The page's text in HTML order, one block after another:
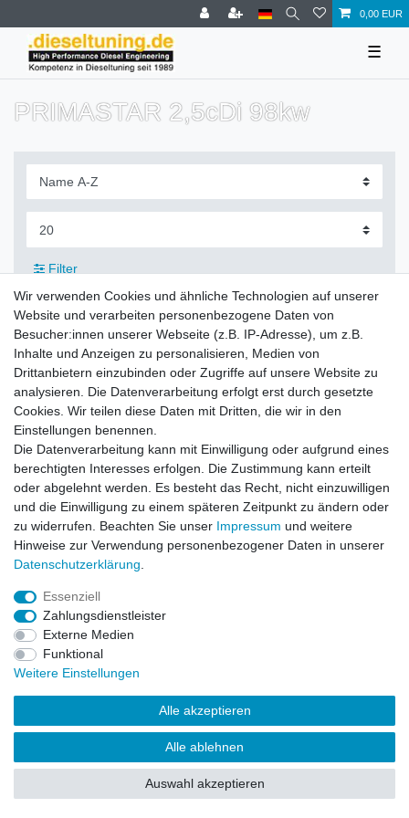
0,00 EUR
☰
PRIMASTAR 2,5cDi 98kw
Filter
Zahlung und Versand
Daten­schutz­erklärung
Barrierefreiheitserklärung Widerrufs­recht
Vertrag widerrufen
© Copyright 2026 | Alle Rechte vorbehalten.
Wir verwenden Cookies und ähnliche Technologien auf unserer
Website und verarbeiten personenbezogene Daten von
Besucher:innen unserer Webseite (z.B. IP-Adresse), um z.B.
Inhalte und Anzeigen zu personalisieren, Medien von
Drittanbietern einzubinden oder Zugriffe auf unsere Website zu
analysieren. Die Datenverarbeitung erfolgt erst durch gesetzte
Cookies. Wir teilen diese Daten mit Dritten, die wir in den
Einstellungen benennen.
Die Datenverarbeitung kann mit Einwilligung oder aufgrund eines
berechtigten Interesses erfolgen. Die Zustimmung kann erteilt
oder abgelehnt werden. Es besteht das Recht, nicht einzuwilligen
und die Einwilligung zu einem späteren Zeitpunkt zu ändern oder
zu widerrufen. Beachten Sie unser Impressum und weitere
Hinweise zur Verwendung personenbezogener Daten in unserer
Daten­schutz­erklärung
Essenziell
Zahlungsdienstleister
Externe Medien
Funktional
Weitere Einstellungen
Alle akzeptieren
Alle ablehnen
Auswahl akzeptieren